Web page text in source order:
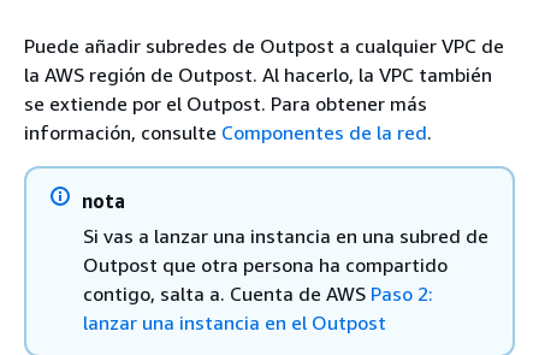
Puede añadir subredes de Outpost a cualquier VPC de
la AWS región de Outpost. Al hacerlo, la VPC también
se extiende por el Outpost. Para obtener más
información, consulte Componentes de la red.
nota
Si vas a lanzar una instancia en una subred de
Outpost que otra persona ha compartido
contigo, salta a. Cuenta de AWS Paso 2:
lanzar una instancia en el Outpost